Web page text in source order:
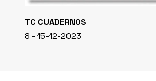
TC CUADERNOS
8 - 15-12-2023